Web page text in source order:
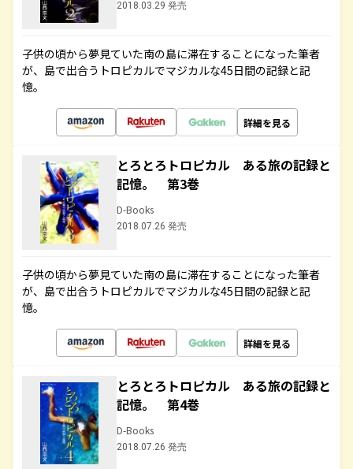
2018.03.29 発売
子供の頃から夢見ていた南の島に滞在することになった筆者
が、島で出合うトロピカルでマジカルな45日間の記録と記
憶。
詳細を見る
とろとろトロピカル ある旅の記録と
記憶。 第3巻
D-Books
2018.07.26 発売
子供の頃から夢見ていた南の島に滞在することになった筆者
が、島で出合うトロピカルでマジカルな45日間の記録と記
憶。
詳細を見る
とろとろトロピカル ある旅の記録と
記憶。 第4巻
D-Books
2018.07.26 発売